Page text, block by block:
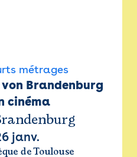
métrages
Brandenburg
cinéma
janv.
de Toulouse